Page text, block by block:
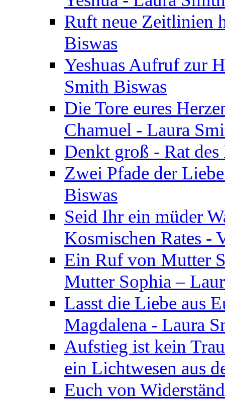
Ruft neue Zeitlinien
Biswas
Yeshuas Aufruf zur
Smith Biswas
Die Tore eures
Chamuel - Laura
Denkt groß - Rat
Zwei Pfade der
Biswas
Seid Ihr ein müder
Kosmischen Rates -
Ein Ruf von Mutter
Mutter Sophia –
Lasst die Liebe aus
Magdalena - Laura
Aufstieg ist kein
ein Lichtwesen aus
Euch von